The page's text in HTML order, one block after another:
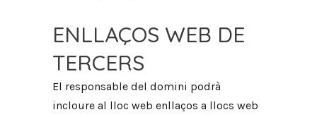
ENLLAÇOS WEB DE
TERCERS
El responsable del domini podrà
incloure al lloc web enllaços a llocs web